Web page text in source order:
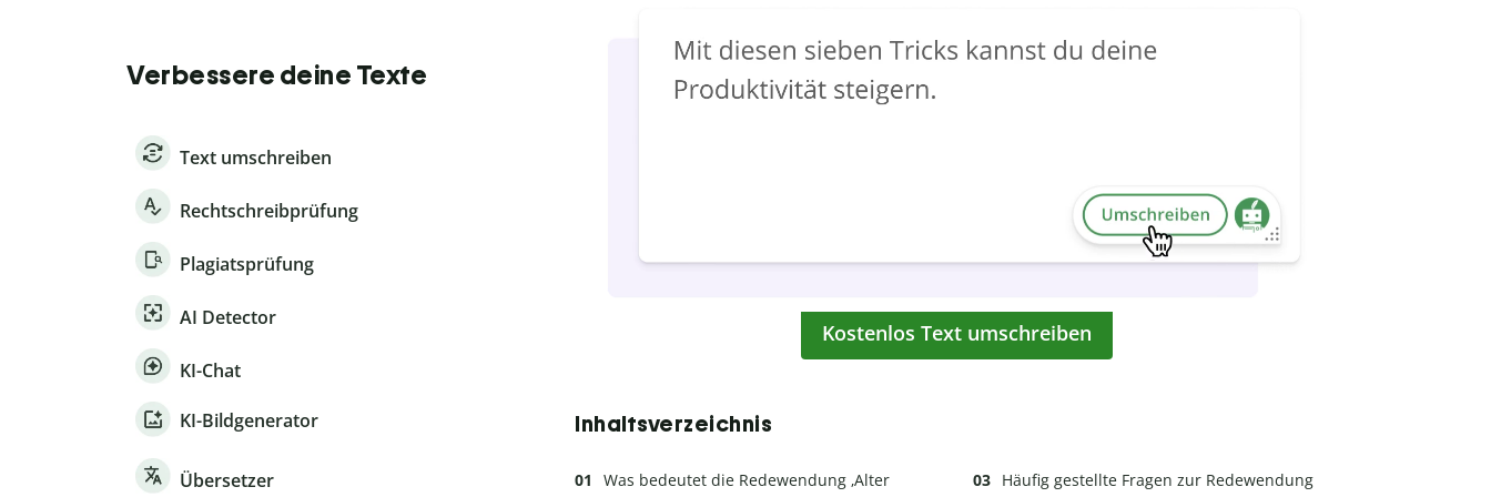
Kostenlos Text umschreiben
Inhaltsverzeichnis
Was bedeutet die Redewendung ‚Alter Häufig gestellte Fragen zur Redewendung
Verbessere deine Texte
Text umschreiben
Rechtschreibprüfung
Plagiatsprüfung
AI Detector
KI-Chat
KI-Bildgenerator
Übersetzer